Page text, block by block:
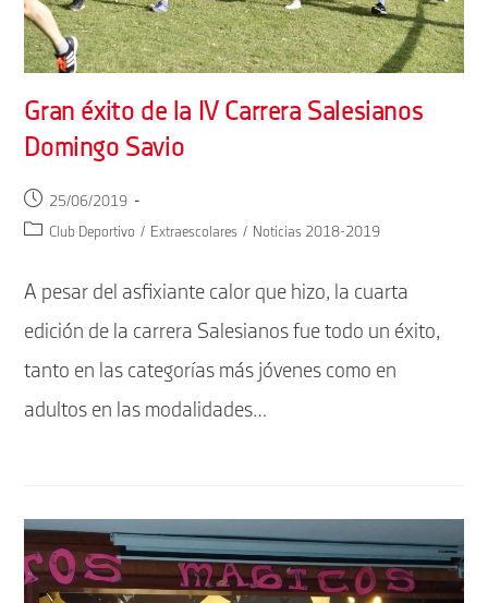
Gran éxito de la IV Carrera Salesianos
Domingo Savio
Publicación
de
25/06/2019
Categoría
entrada:
Club Deportivo / Extraescolares / Noticias 2018-2019
A pesar del asfixiante calor que hizo, la cuarta
edición de la carrera Salesianos fue todo un éxito,
tanto en las categorías más jóvenes como en
adultos en las modalidades…